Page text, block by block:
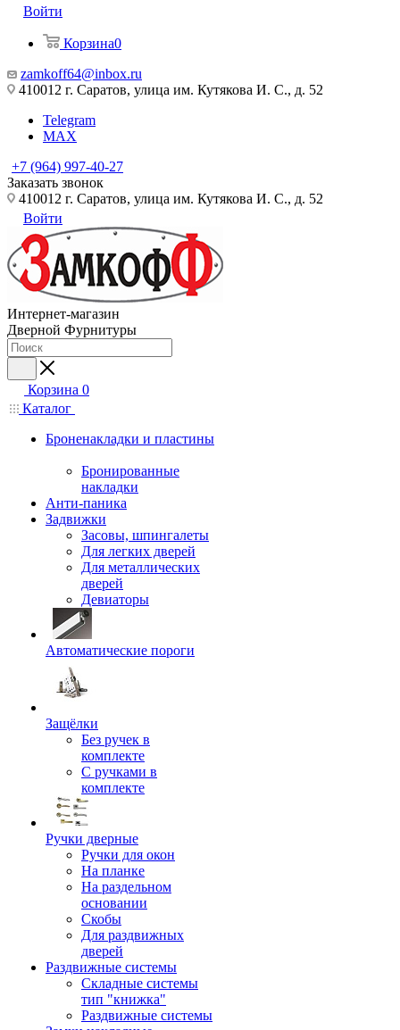
Войти
Корзина0
zamkoff64@inbox.ru
410012 г. Саратов, улица им. Кутякова И. С., д. 52
Telegram
MAX
+7 (964) 997-40-27
Заказать звонок
410012 г. Саратов, улица им. Кутякова И. С., д. 52
Войти
Интернет-магазин
Дверной Фурнитуры
Корзина 0
Каталог
Броненакладки и пластины
Бронированные
накладки
Анти-паника
Задвижки
Засовы, шпингалеты
Для легких дверей
Для металлических
дверей
Девиаторы
Автоматические пороги
Защёлки
Без ручек в
комплекте
С ручками в
комплекте
Ручки дверные
Ручки для окон
На планке
На раздельном
основании
Скобы
Для раздвижных
дверей
Раздвижные системы
Складные системы
тип "книжка"
Раздвижные системы